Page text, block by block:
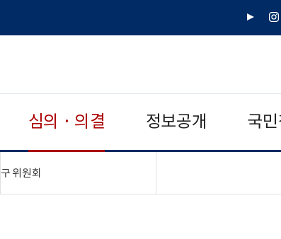
유
인
심의 · 의결 정보공개 국
구 위원회